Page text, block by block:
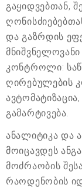
გაყიდვებთან,
და გაზრდის
კონტროლი:
ღირებულების
გამარტივება.
ანალიტიკა და
მოიცავდეს
მოძრაობის
რაოდენობის